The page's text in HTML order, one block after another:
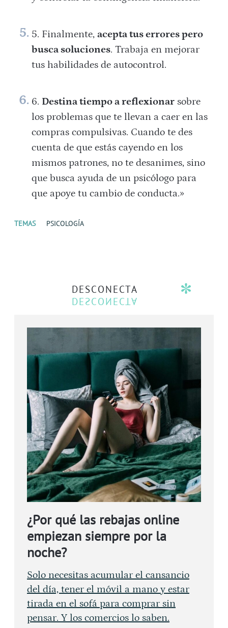
Finalmente, acepta tus errores pero
busca soluciones. Trabaja en mejorar
tus habilidades de autocontrol.
Destina tiempo a reflexionarsobre
los problemas que te llevan a caer en las
compras compulsivas. Cuando te des
cuenta de que estás cayendo en los
mismos patrones, no te desanimes, sino
que busca ayuda de un psicólogo para
que apoye tu cambio de conducta.»
TEMAS PSICOLOGÍA
DESCONECTA
¿Por qué las rebajas online
empiezan siempre por la
noche?
Solo necesitas acumular el cansancio
del día, tener el móvil a mano y estar
tirada en el sofá para comprar sin
pensar. Y los comercios lo saben.